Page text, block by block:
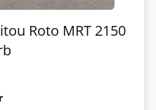
Roto MRT 2150